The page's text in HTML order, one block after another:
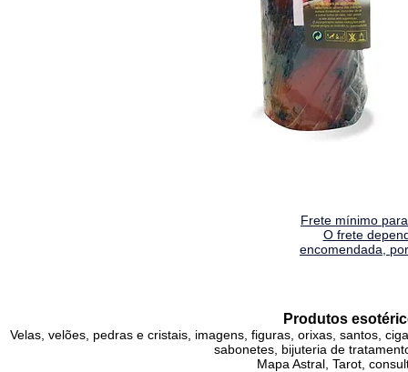
Frete mínimo
O frete
encomendada,
Produtos
Velas, velões, pedras e cristais, imagens, figuras, orixas, santos,
sabonetes, bijuteria de
Mapa Astral, Tarot,